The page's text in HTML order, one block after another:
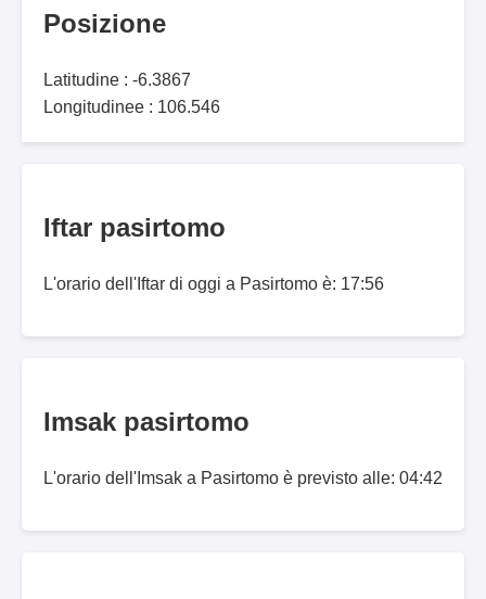
Posizione
Latitudine : -6.3867
Longitudinee : 106.546
Iftar pasirtomo
L'orario dell'Iftar di oggi a Pasirtomo è: 17:56
Imsak pasirtomo
L'orario dell'Imsak a Pasirtomo è previsto alle: 04:42